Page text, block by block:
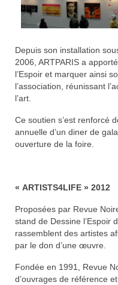
Depuis son installation
2006, ARTPARIS a
l’Espoir et marquer ainsi
l’association, réunissant
l’art.
Ce soutien s’est renforcé
annuelle d’un diner de
ouverture de la foire.
« ARTISTS4LIFE » 2012
Proposées par Revue
stand de Dessine l’Espoir
rassemblent des artistes
par le don d’une œuvre.
Fondée en 1991, Revue
d’ouvrages de référence